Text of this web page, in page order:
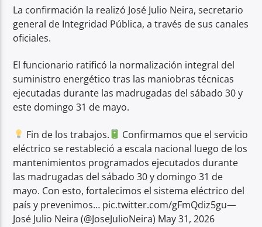
La confirmación la realizó José Julio Neira, secretario
general de Integridad Pública, a través de sus canales
oficiales.
El funcionario ratificó la normalización integral del
suministro energético tras las maniobras técnicas
ejecutadas durante las madrugadas del sábado 30 y
este domingo 31 de mayo.
Fin de los trabajos.
Confirmamos que el servicio
eléctrico se restableció a escala nacional luego de los
mantenimientos programados ejecutados durante
las madrugadas del sábado 30 y domingo 31 de
mayo. Con esto, fortalecimos el sistema eléctrico del
país y prevenimos… pic.twitter.com/gFmQdiz5gu—
José Julio Neira (@JoseJulioNeira) May 31, 2026